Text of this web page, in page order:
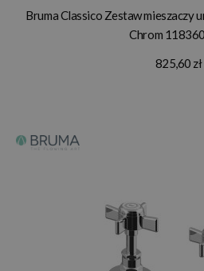
Bruma Classico Zestaw mieszaczy
Chrom
825,60 zł